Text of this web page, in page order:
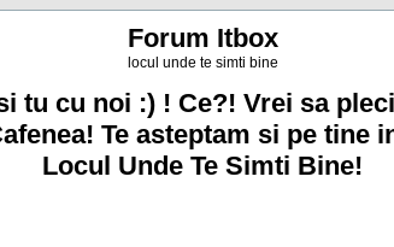
Forum Itbox
locul unde te simti bine
tu cu noi :) ! Ce?! Vrei sa
Te asteptam si pe tine
Locul Unde Te Simti Bine!